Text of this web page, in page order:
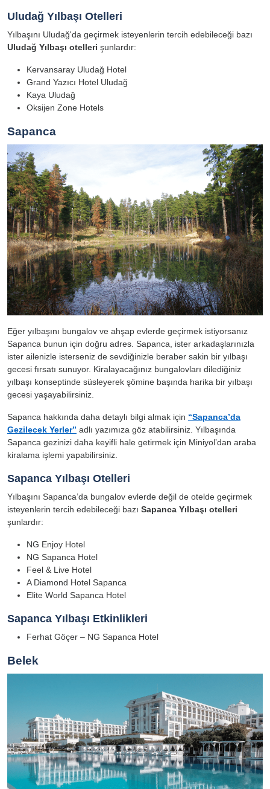
Uludağ Yılbaşı Otelleri
Yılbaşını Uludağ'da geçirmek isteyenlerin tercih edebileceği bazı
Uludağ Yılbaşı otelleri şunlardır:
Kervansaray Uludağ Hotel
Grand Yazıcı Hotel Uludağ
Kaya Uludağ
Oksijen Zone Hotels
Sapanca
Eğer yılbaşını bungalov ve ahşap evlerde geçirmek istiyorsanız
Sapanca bunun için doğru adres. Sapanca, ister arkadaşlarınızla
ister ailenizle isterseniz de sevdiğinizle beraber sakin bir yılbaşı
gecesi fırsatı sunuyor. Kiralayacağınız bungalovları dilediğiniz
yılbaşı konseptinde süsleyerek şömine başında harika bir yılbaşı
gecesi yaşayabilirsiniz.
Sapanca hakkında daha detaylı bilgi almak için “Sapanca’da
Gezilecek Yerler” adlı yazımıza göz atabilirsiniz. Yılbaşında
Sapanca gezinizi daha keyifli hale getirmek için Miniyol’dan araba
kiralama işlemi yapabilirsiniz.
Sapanca Yılbaşı Otelleri
Yılbaşını Sapanca’da bungalov evlerde değil de otelde geçirmek
isteyenlerin tercih edebileceği bazı Sapanca Yılbaşı otelleri
şunlardır:
NG Enjoy Hotel
NG Sapanca Hotel
Feel & Live Hotel
A Diamond Hotel Sapanca
Elite World Sapanca Hotel
Sapanca Yılbaşı Etkinlikleri
Ferhat Göçer – NG Sapanca Hotel
Belek